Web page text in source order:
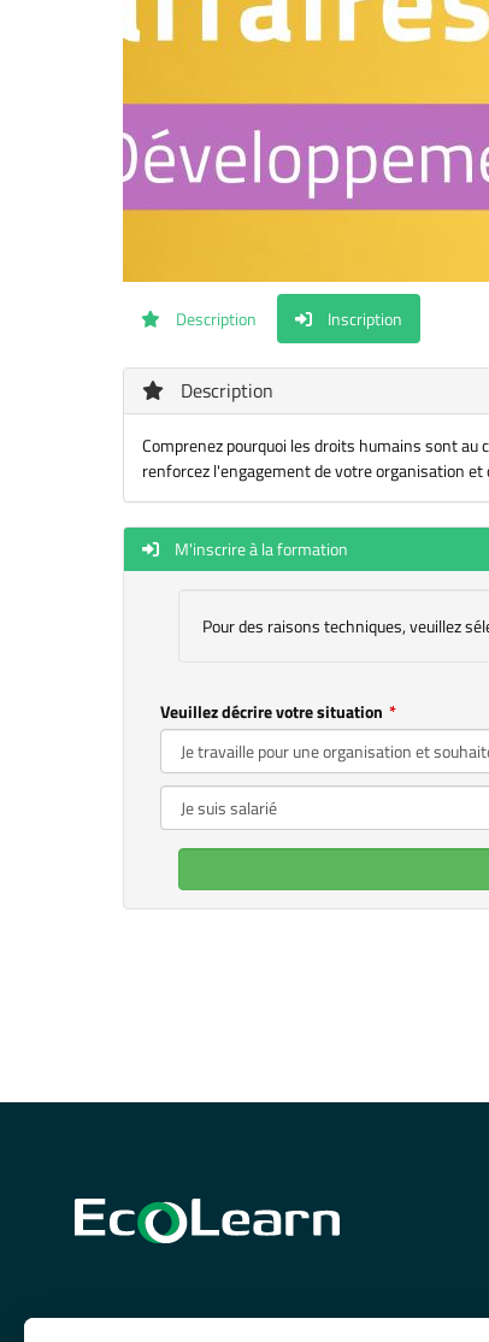
Description Inscription
Description
Comprenez pourquoi les droits humains sont
renforcez l'engagement de votre organisation et
M'inscrire à la formation
Pour des raisons techniques, veuillez
Veuillez décrire votre situation